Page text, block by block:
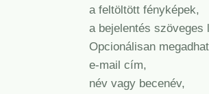
a feltöltött fényképek,
a bejelentés szöveges
Opcionálisan
e-mail cím,
név vagy becenév,